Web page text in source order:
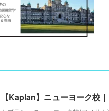
【Kaplan】ニューヨーク校